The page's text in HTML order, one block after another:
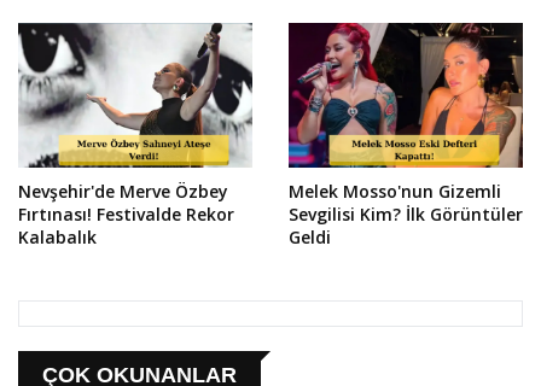
Nevşehir'de Merve Özbey
Fırtınası! Festivalde Rekor
Kalabalık
Melek Mosso'nun Gizemli
Sevgilisi Kim? İlk Görüntüler
Geldi
ÇOK OKUNANLAR